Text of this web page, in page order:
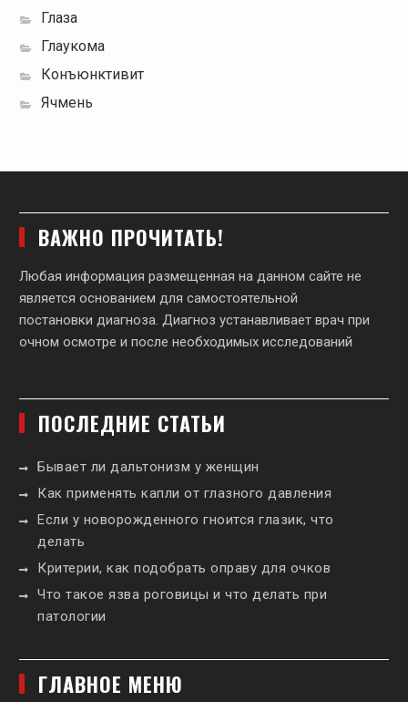
Глаза
Глаукома
Конъюнктивит
Ячмень
ВАЖНО ПРОЧИТАТЬ!
Любая информация размещенная на данном сайте не
является основанием для самостоятельной
постановки диагноза. Диагноз устанавливает врач при
очном осмотре и после необходимых исследований
ПОСЛЕДНИЕ СТАТЬИ
Бывает ли дальтонизм у женщин
Как применять капли от глазного давления
Если у новорожденного гноится глазик, что
делать
Критерии, как подобрать оправу для очков
Что такое язва роговицы и что делать при
патологии
ГЛАВНОЕ МЕНЮ